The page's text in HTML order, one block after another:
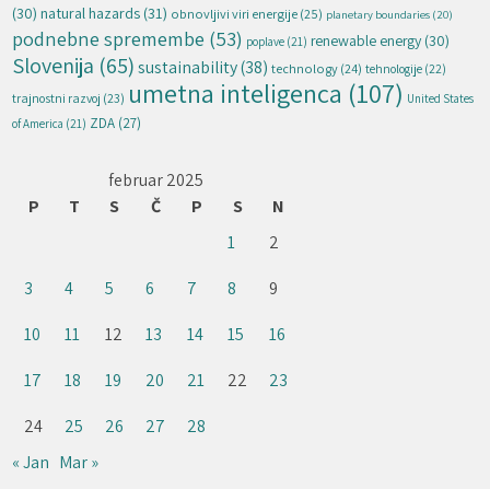
(30) natural hazards (31) obnovljivi viri energije(25) planetary boundaries (20)
podnebne spremembe (53) poplave (21) renewable energy (30)
Slovenija (65) sustainability(38) technology(24) tehnologije (22)
trajnostni razvoj (23) umetna inteligenca (107) United States
of America (21) ZDA (27)
februar 2025
P
T S Č P S
N
1
2
3
4 5 6 7 8
9
10
11 12 13 14 15
16
17
18 19 20 21 22
23
24
25 26 27
28
« Jan Mar »